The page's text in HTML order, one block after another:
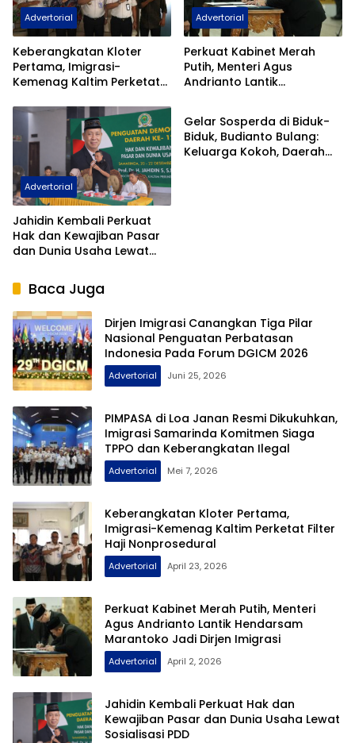
Advertorial
Keberangkatan Kloter
Pertama, Imigrasi-
Kemenag Kaltim Perketat
Advertorial
Perkuat Kabinet Merah
Putih, Menteri Agus
Andrianto Lantik
Advertorial
Jahidin Kembali Perkuat
Hak dan Kewajiban Pasar
dan Dunia Usaha Lewat
Advertorial
Gelar Sosperda di Biduk-
Biduk, Budianto Bulang:
Keluarga Kokoh, Daerah
Baca Juga
Dirjen Imigrasi Canangkan Tiga Pilar
Nasional Penguatan Perbatasan
Indonesia Pada Forum DGICM 2026
Advertorial Juni 25, 2026
PIMPASA di Loa Janan Resmi Dikukuhkan,
Imigrasi Samarinda Komitmen Siaga
TPPO dan Keberangkatan Ilegal
Advertorial Mei 7, 2026
Keberangkatan Kloter Pertama,
Imigrasi-Kemenag Kaltim Perketat Filter
Haji Nonprosedural
Advertorial April 23, 2026
Perkuat Kabinet Merah Putih, Menteri
Agus Andrianto Lantik Hendarsam
Marantoko Jadi Dirjen Imigrasi
Advertorial April 2, 2026
Jahidin Kembali Perkuat Hak dan
Kewajiban Pasar dan Dunia Usaha Lewat
Sosialisasi PDD